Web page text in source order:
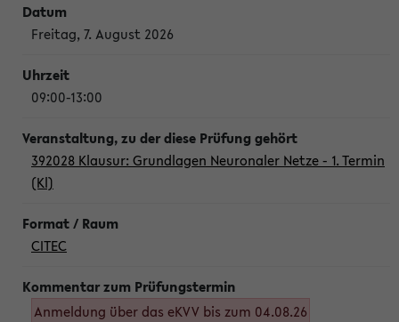
Freitag, 7. August 2026
09:00-13:00
392028 Klausur: Grundlagen Neuronaler Netze - 1. Termin
(Kl)
CITEC
Anmeldung über das eKVV bis zum 04.08.26